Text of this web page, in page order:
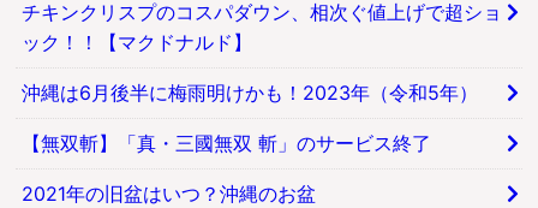
チキンクリスプのコスパダウン、相次ぐ値上げで超ショ
ック！！【マクドナルド】
沖縄は6月後半に梅雨明けかも！2023年（令和5年）
【無双斬】「真・三國無双 斬」のサービス終了
2021年の旧盆はいつ？沖縄のお盆